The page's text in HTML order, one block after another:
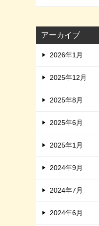
アーカイブ
2026年1月
2025年12月
2025年8月
2025年6月
2025年1月
2024年9月
2024年7月
2024年6月